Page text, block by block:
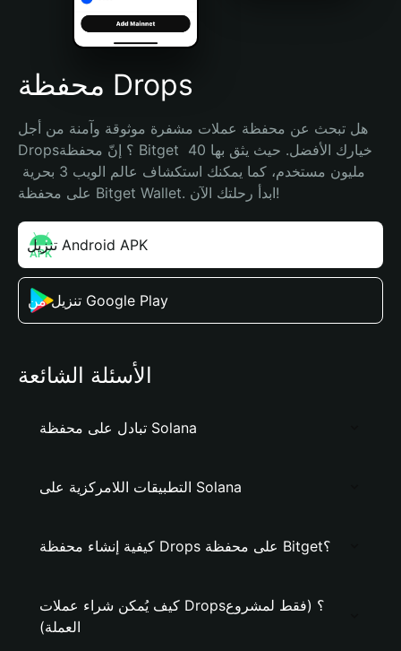
Português (Brasil)
Español (Argentina)
محفظة Drops
هل تبحث عن محفظة عملات مشفرة موثوقة وآمنة من أجل
Drops؟ إنّ محفظة Bitget خيارك الأفضل. حيث يثق بها 40
على محفظة Bitget Wallet. ابدأ رحلتك الآن!
تنزيل Android APK
تنزيل من Google Play
الأسئلة الشائعة
تبادل على محفظة Solana
التطبيقات اللامركزية على Solana
كيفية إنشاء محفظة Drops على محفظة Bitget؟
كيف يُمكن شراء عملات Drops؟ (فقط لمشروع
العملة)